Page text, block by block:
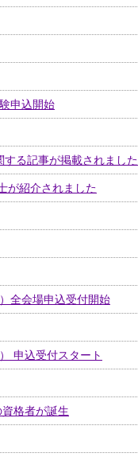
申込開始
する記事が掲載されました
が紹介されました
全会場申込受付開始
申込受付スタート
格者が誕生